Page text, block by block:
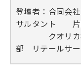
登壇者：合同会
サルタント 片
クオリカ株
部 リテールサ